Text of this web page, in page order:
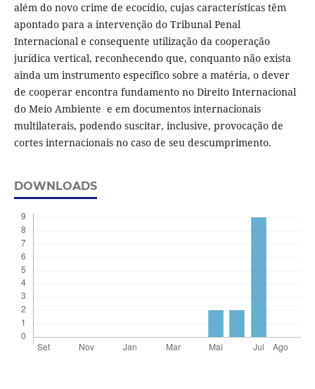
além do novo crime de ecocídio, cujas características têm
apontado para a intervenção do Tribunal Penal
Internacional e consequente utilização da cooperação
jurídica vertical, reconhecendo que, conquanto não exista
ainda um instrumento específico sobre a matéria, o dever
de cooperar encontra fundamento no Direito Internacional
do Meio Ambiente e em documentos internacionais
multilaterais, podendo suscitar, inclusive, provocação de
cortes internacionais no caso de seu descumprimento.
DOWNLOADS